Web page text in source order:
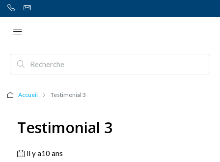
Accueil Testimonial 3
Testimonial 3
il y a10 ans